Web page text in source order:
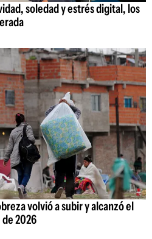
soledad y estrés digital, los
volvió a subir y alcanzó el
2026